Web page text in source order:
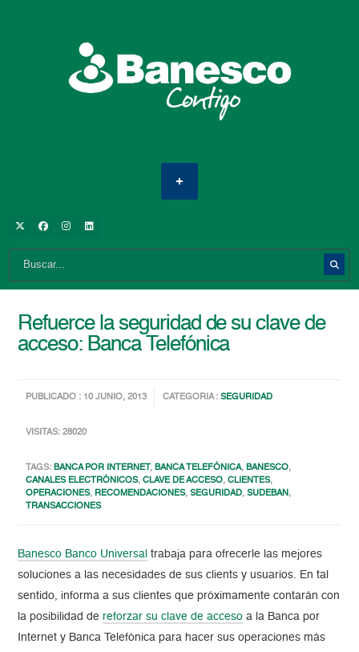
Refuerce la seguridad de su clave de
acceso: Banca Telefónica
PUBLICADO : 10 JUNIO, 2013 CATEGORIA :SEGURIDAD
VISITAS: 28020
TAGS:BANCA POR INTERNET,BANCA TELEFÓNICA,BANESCO,
CANALES ELECTRÓNICOS,CLAVE DE ACCESO,CLIENTES,
OPERACIONES, RECOMENDACIONES,SEGURIDAD,SUDEBAN,
TRANSACCIONES
Banesco Banco Universal trabaja para ofrecerle las mejores
soluciones a las necesidades de sus clients y usuarios. En tal
sentido, informa a sus clientes que próximamente contarán con
la posibilidad de reforzar su clave de acceso a la Banca por
Internet y Banca Telefónica para hacer sus operaciones más